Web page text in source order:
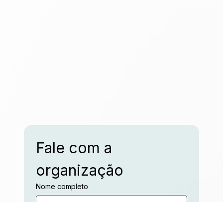
Fale com a
organização
Nome completo